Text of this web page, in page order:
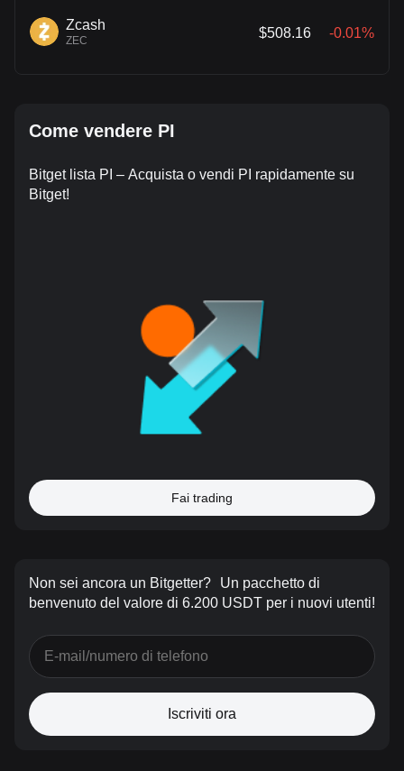
Zcash
ZEC
$508.16 -0.01%
Come vendere PI
Bitget lista PI – Acquista o vendi PI rapidamente su
Bitget!
Fai trading
Non sei ancora un Bitgetter?
Un pacchetto di
benvenuto del valore di 6.200 USDT per i nuovi utenti!
Iscriviti ora